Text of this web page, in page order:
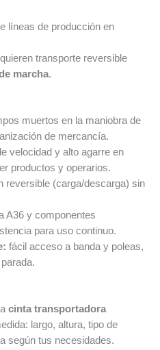
líneas de producción en
transporte reversible
marcha.
muertos en la maniobra de
de mercancía.
velocidad y alto agarre en
productos y operarios.
reversible (carga/descarga) sin
A36 y componentes
para uso continuo.
fácil acceso a banda y poleas,
cinta transportadora
largo, altura, tipo de
según tus necesidades.